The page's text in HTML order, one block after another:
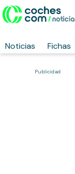
Noticias Fichas
Publicidad